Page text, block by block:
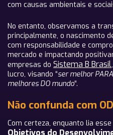
com causas ambientais e
No entanto, observamos a
principalmente, o nascimento
com responsabilidade e
mercado e impactando
empresas do Sistema B Brasil
lucro, visando “ser melhor
melhores DO mundo“.
Não confunda com
Com certeza, enquanto lia
Objetivos do